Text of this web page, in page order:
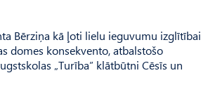
Bērziņa kā ļoti lielu ieguvumu izglītībai
domes konsekvento, atbalstošo
„Turība” klātbūtni Cēsīs un